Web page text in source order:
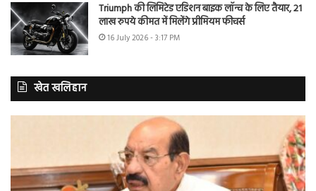
Triumph की लिमिटेड एडिशन बाइक लॉन्च के लिए तैयार, 21
लाख रुपये कीमत में मिलेंगे प्रीमियम फीचर्स
16 July 2026 - 3:17 PM
खेत खलिहान